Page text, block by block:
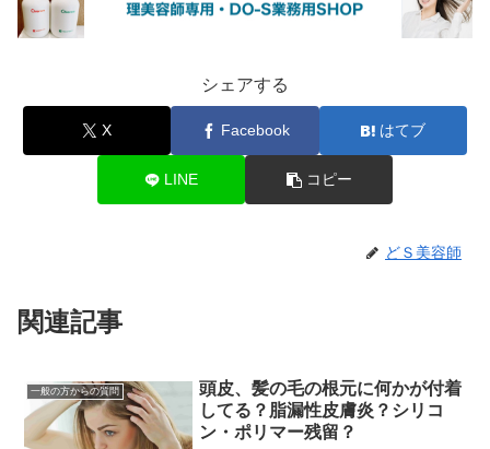
シェアする
X Facebook はてブ
LINE コピー
どＳ美容師
関連記事
一般の方からの質問
頭皮、髪の毛の根元に何かが付着
してる？脂漏性皮膚炎？シリコ
ン・ポリマー残留？